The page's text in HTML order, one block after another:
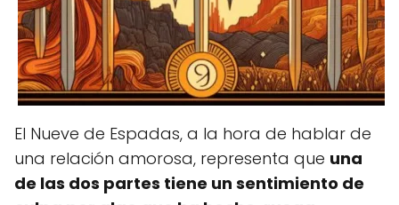
El Nueve de Espadas, a la hora de hablar de
una relación amorosa, representa que una
de las dos partes tiene un sentimiento de